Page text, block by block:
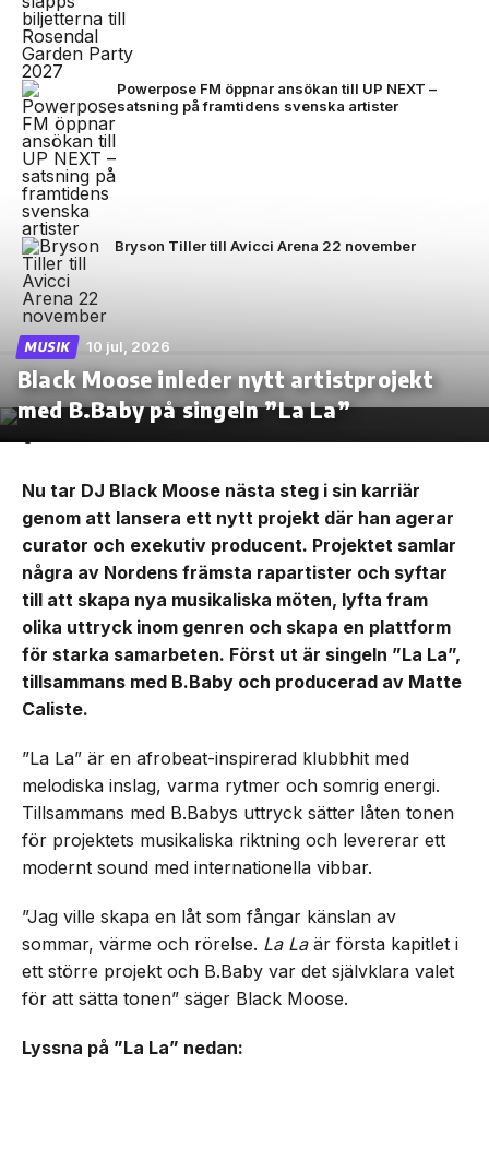
Powerpose FM öppnar ansökan till UP NEXT –
satsning på framtidens svenska artister
Bryson Tiller till Avicci Arena 22 november
MUSIK 10 jul, 2026
Black Moose inleder nytt artistprojekt
med B.Baby på singeln ”La La”
Nu tar DJ Black Moose nästa steg i sin karriär
genom att lansera ett nytt projekt där han agerar
curator och exekutiv producent. Projektet samlar
några av Nordens främsta rapartister och syftar
till att skapa nya musikaliska möten, lyfta fram
olika uttryck inom genren och skapa en plattform
för starka samarbeten. Först ut är singeln ”La La”,
tillsammans med B.Baby och producerad av Matte
Caliste.
”La La” är en afrobeat-inspirerad klubbhit med
melodiska inslag, varma rytmer och somrig energi.
Tillsammans med B.Babys uttryck sätter låten tonen
för projektets musikaliska riktning och levererar ett
modernt sound med internationella vibbar.
”Jag ville skapa en låt som fångar känslan av
sommar, värme och rörelse. La Laär första kapitlet i
ett större projekt och B.Baby var det självklara valet
för att sätta tonen” säger Black Moose.
Lyssna på ”La La” nedan: